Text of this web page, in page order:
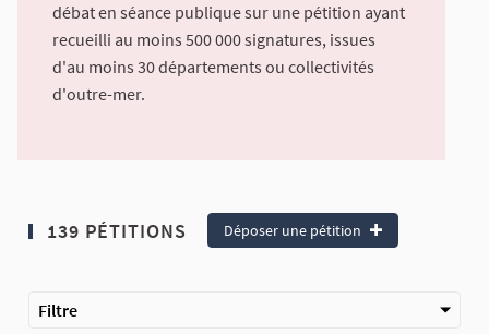
débat en séance publique sur une pétition ayant
recueilli au moins 500 000 signatures, issues
d'au moins 30 départements ou collectivités
d'outre-mer.
139 PÉTITIONS Déposer une pétition
Filtre